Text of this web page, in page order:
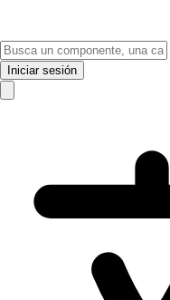
Iniciar sesión